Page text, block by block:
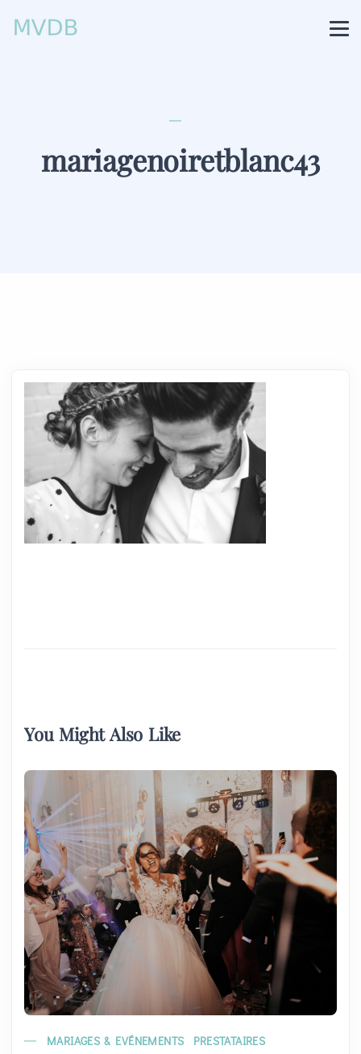
mariagenoiretblanc43
You Might Also Like
MARIAGES & EVÉNEMENTS PRESTATAIRES